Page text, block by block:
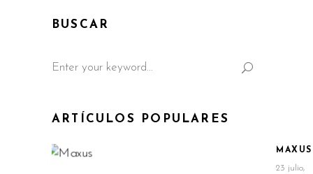
BUSCAR
for:
ARTÍCULOS POPULARES
MAXUS
23 julio,